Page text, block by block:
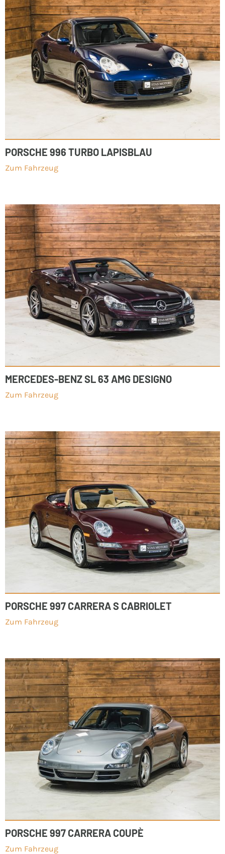
PORSCHE 996 TURBO LAPISBLAU
Zum Fahrzeug
MERCEDES-BENZ SL 63 AMG DESIGNO
Zum Fahrzeug
PORSCHE 997 CARRERA S CABRIOLET
Zum Fahrzeug
PORSCHE 997 CARRERA COUPÈ
Zum Fahrzeug